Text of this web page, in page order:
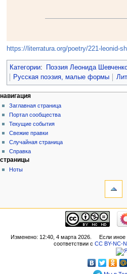
https://literratura.org/poetry/221-leonid-
Категории:
Поэзия Леонида
Русская поэзия, малые формы
навигация
Заглавная страница
Портал сообщества
Текущие события
Свежие правки
Случайная страница
Справка
страницы
Ноты
Изменено: 12:40, 4 марта 2026.
Если
соответствии сCC BY-NC-